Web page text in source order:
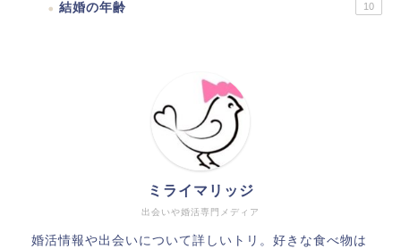
結婚の年齢 10
出会いや婚活専門メディア
ミライマリッジ
婚活情報や出会いについて詳しいトリ。好きな食べ物は